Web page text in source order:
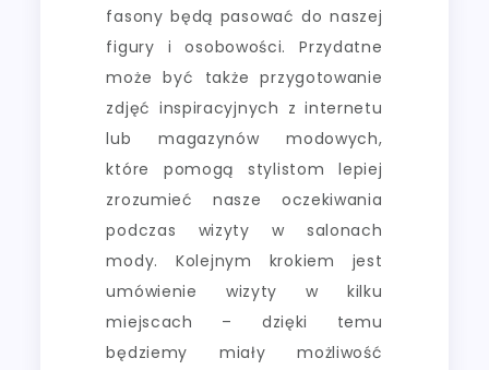
fasony będą pasować do naszej
figury i osobowości. Przydatne
może być także przygotowanie
zdjęć inspiracyjnych z internetu
lub magazynów modowych,
które pomogą stylistom lepiej
zrozumieć nasze oczekiwania
podczas wizyty w salonach
mody. Kolejnym krokiem jest
umówienie wizyty w kilku
miejscach – dzięki temu
będziemy miały możliwość